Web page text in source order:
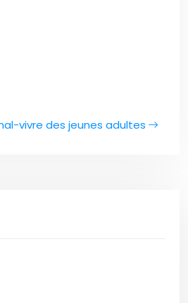
vivre des jeunes adultes